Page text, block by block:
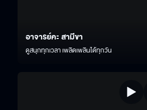
อาจารย์คะ สามีขา
ดูสนุกทุกเวลา เพลิดเพลินได้ทุกวัน